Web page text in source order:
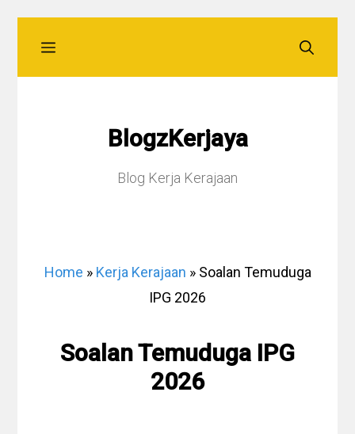
content
Menu
BlogzKerjaya
Blog Kerja Kerajaan
Home » Kerja Kerajaan » Soalan Temuduga
IPG 2026
Soalan Temuduga IPG
2026